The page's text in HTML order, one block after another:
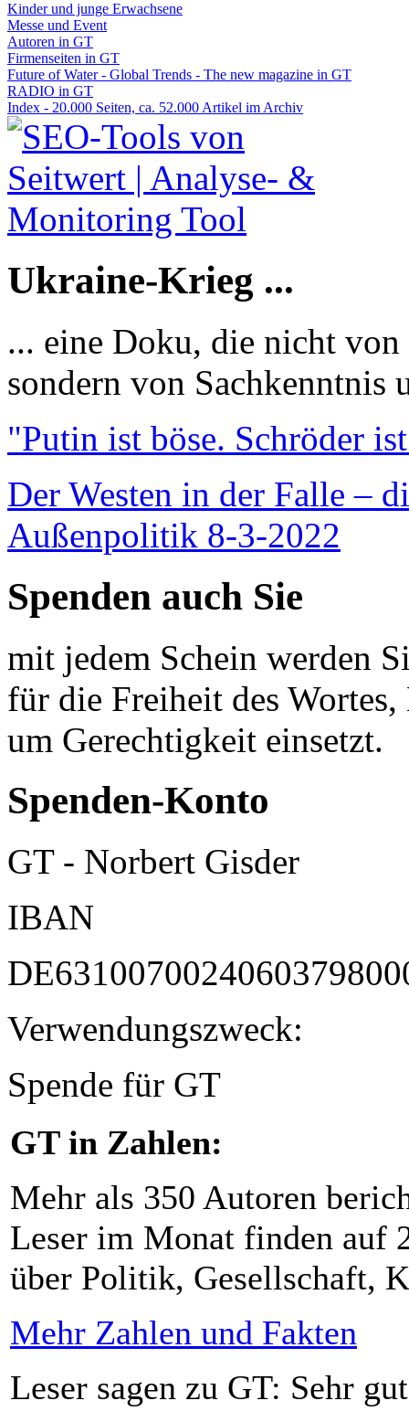
Kinder und junge Erwachsene
Messe und Event
Autoren in GT
Firmenseiten in GT
Future of Water - Global Trends - The new magazine in GT
RADIO in GT
Index - 20.000 Seiten, ca. 52.000 Artikel im Archiv
Ukraine-Krieg ...
... eine Doku, die nicht
sondern von Sachkenntnis
"Putin ist böse. Schröder
Der Westen in der Falle –
Außenpolitik 8-3-2022
Spenden auch Sie
mit jedem Schein werden
für die Freiheit des
um Gerechtigkeit einsetzt.
Spenden-Konto
GT - Norbert Gisder
IBAN
Verwendungszweck:
Spende für GT
GT in Zahlen:
Mehr als 350 Autoren
Leser im Monat finden auf
über Politik, Gesellschaft,
Mehr Zahlen und Fakten
Leser sagen zu GT: Sehr